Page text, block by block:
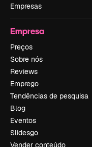
Empresas
Empresa
Preços
Sobre nós
Reviews
Emprego
Tendências de pesquisa
Blog
Eventos
Slidesgo
Vender conteúdo